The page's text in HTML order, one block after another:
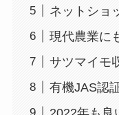
ネットショ
現代農業に
サツマイモ
有機JAS認